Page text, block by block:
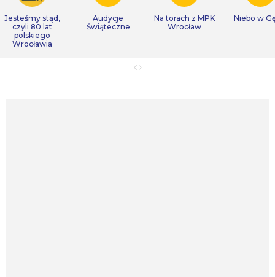
Jesteśmy stąd,
czyli 80 lat
polskiego
Wrocławia
Audycje
Świąteczne
Na torach z MPK
Wrocław
Niebo w